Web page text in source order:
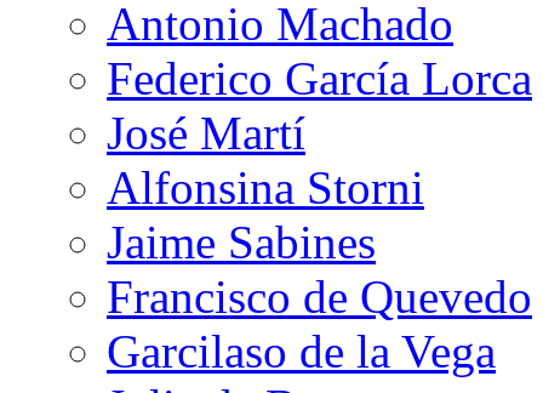
Antonio Machado
Federico García Lorca
José Martí
Alfonsina Storni
Jaime Sabines
Francisco de Quevedo
Garcilaso de la Vega